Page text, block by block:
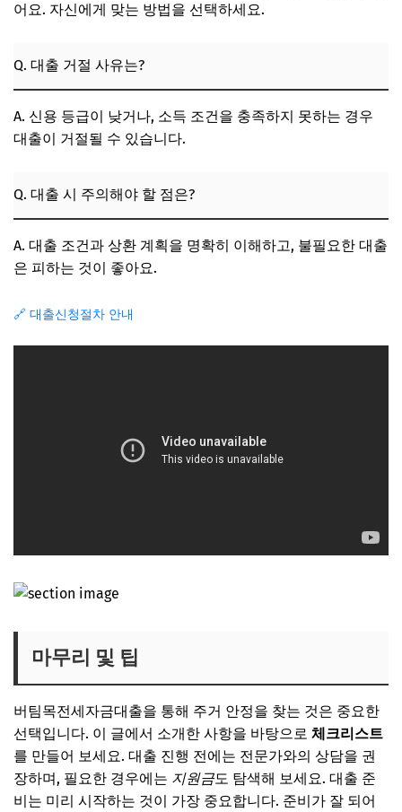
어요. 자신에게 맞는 방법을 선택하세요.
Q. 대출 거절 사유는?
A. 신용 등급이 낮거나, 소득 조건을 충족하지 못하는 경우
대출이 거절될 수 있습니다.
Q. 대출 시 주의해야 할 점은?
A. 대출 조건과 상환 계획을 명확히 이해하고, 불필요한 대출
은 피하는 것이 좋아요.
🔗 대출신청절차 안내
마무리 및 팁
버팀목전세자금대출을 통해 주거 안정을 찾는 것은 중요한
선택입니다. 이 글에서 소개한 사항을 바탕으로 체크리스트
를 만들어 보세요. 대출 진행 전에는 전문가와의 상담을 권
장하며, 필요한 경우에는 지원금도 탐색해 보세요. 대출 준
비는 미리 시작하는 것이 가장 중요합니다. 준비가 잘 되어